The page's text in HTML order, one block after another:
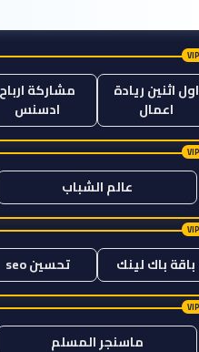
اول اثنين ريادة
اعمال
مشاركة ارباح
ادسنس
عالم الشباب
باقة باك لينك تحسين seo
ماسنجر المسلم